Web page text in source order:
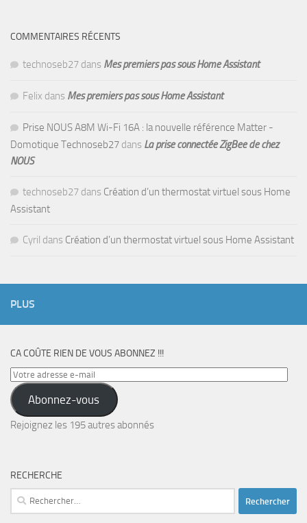
COMMENTAIRES RÉCENTS
technoseb27 dans Mes premiers pas sous Home Assistant
Felix dans Mes premiers pas sous Home Assistant
Prise NOUS A8M Wi-Fi 16A : la nouvelle référence Matter -
Domotique Technoseb27 dans La prise connectée ZigBee de chez
NOUS
technoseb27 dans Création d’un thermostat virtuel sous Home
Assistant
Cyril dans Création d’un thermostat virtuel sous Home Assistant
PLUS
CA COÛTE RIEN DE VOUS ABONNEZ !!!
Votre
adresse
e-
mail
Abonnez-vous
Rejoignez les 195 autres abonnés
RECHERCHE
Rechercher :